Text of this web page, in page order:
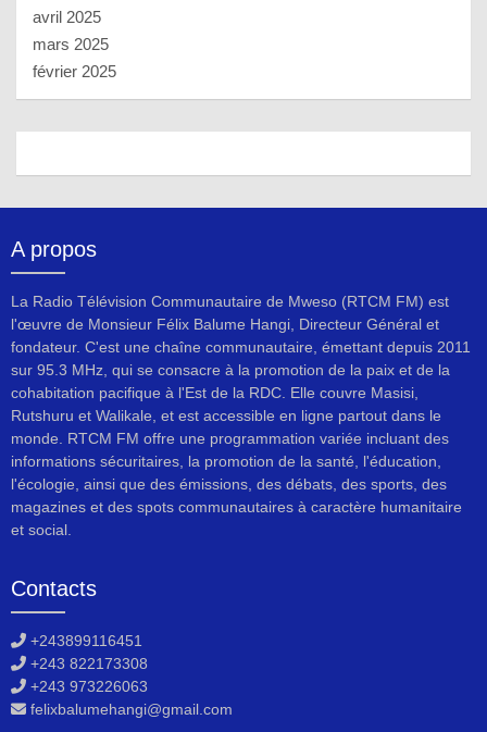
avril 2025
mars 2025
février 2025
A propos
La Radio Télévision Communautaire de Mweso (RTCM FM) est
l'œuvre de Monsieur Félix Balume Hangi, Directeur Général et
fondateur. C'est une chaîne communautaire, émettant depuis 2011
sur 95.3 MHz, qui se consacre à la promotion de la paix et de la
cohabitation pacifique à l'Est de la RDC. Elle couvre Masisi,
Rutshuru et Walikale, et est accessible en ligne partout dans le
monde. RTCM FM offre une programmation variée incluant des
informations sécuritaires, la promotion de la santé, l'éducation,
l'écologie, ainsi que des émissions, des débats, des sports, des
magazines et des spots communautaires à caractère humanitaire
et social.
Contacts
+243899116451
+243 822173308
+243 973226063
felixbalumehangi@gmail.com